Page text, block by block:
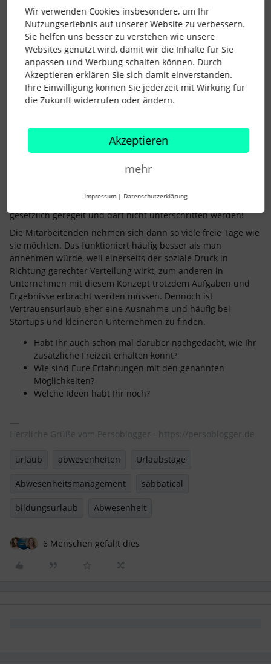
lediglich in den eigentlich unbezahlten Sabbatical-Zeitraum.
Oder die Ansparphase läuft doppelt so lange (6 Monate) und
das Sabbatical dauert 3 Monate. Dann beträgt das Gehalt für
9 Monate jeweils zwei Drittel des regulären Gehalts.
Der Vorteil einer solchen Gestaltung: Durch die
Entgeltzahlungen bleibt die Sozialversicherung während der
Freistellungsphase bestehen.
Unabhängig von solchen Sabbatical-Regelungen kann in
unbezahlter Urlaub genommen werden.
Auch der sogenannte Vertrauensurlaub könnte
Beim Konzept des Vertrauensurlaubs verzichtet der
möglichen Urlaubstagen. Achtung: dieminimale
gesetzlich geregelt und darf nicht unterschritten werden!
Die Mitarbeitenden nehmen sich dann so viele freie Tage wie
sie möchten. Das funktioniert häufig besser als man
annehmen würde, weil einerseits der soziale Druck in
Richtung gerechter Verteilung wirkt, zum anderen in
Unternehmen mit diesem Konzept trotzdem Aufgaben und
Ergebnisse erbracht werden müssen. Dennoch ist
Vertrauensurlaub eher eine Ausnahme und häufig bei
Startups und kleineren Unternehmen zu finden.
Habt Ihr auch schon mal darüber nachgedacht, wie Ihr
zusätzliche Freizeit erhalten könnt?
Wie sind Eure Erfahrungen mit den genannten
Möglichkeiten?
Welche Ideen habt Ihr noch?
Herzliche Grüße vom Persoblogger - https://persoblogger.de
urlaub abwesenheiten Urlaubstage
Abwesenheitsmanagement sabbatical
bildungsurlaub Abwesenheit
6 Menschen gefällt dies
Wir verwenden Cookies insbesondere, um Ihr
Nutzungserlebnis auf unserer Website zu verbessern.
Sie helfen uns besser zu verstehen wie unsere
Websites genutzt wird, damit wir die Inhalte für Sie
anpassen und Werbung schalten können. Durch
Akzeptieren erklären Sie sich damit einverstanden.
Ihre Einwilligung können Sie jederzeit mit Wirkung für
die Zukunft widerrufen oder ändern.
Akzeptieren
mehr
Impressum | Datenschutzerklärung